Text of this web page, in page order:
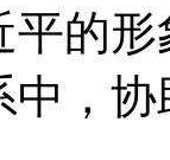
的
中，